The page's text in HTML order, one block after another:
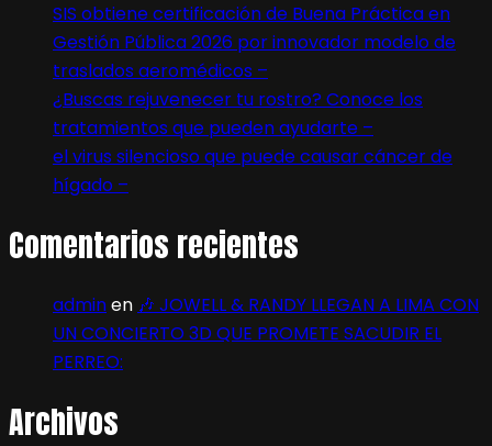
SIS obtiene certificación de Buena Práctica en
Gestión Pública 2026 por innovador modelo de
traslados aeromédicos –
¿Buscas rejuvenecer tu rostro? Conoce los
tratamientos que pueden ayudarte –
el virus silencioso que puede causar cáncer de
hígado –
Comentarios recientes
adminen 🎶 JOWELL & RANDY LLEGAN A LIMA CON
UN CONCIERTO 3D QUE PROMETE SACUDIR EL
PERREO:
Archivos